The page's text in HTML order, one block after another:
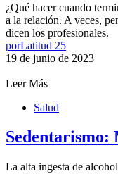
¿Qué hacer cuando
a la relación. A veces,
dicen los profesionales.
porLatitud 25
19 de junio de 2023
Leer Más
Salud
Sedentarismo:
La alta ingesta de